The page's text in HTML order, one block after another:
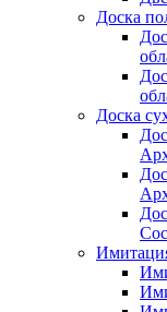
Доска
Доска